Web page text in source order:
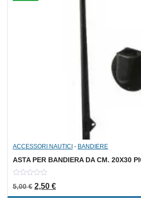
ACCESSORI NAUTICI - BANDIERE
ASTA PER BANDIERA DA CM. 20X30
out
5,00€ Il prezzo originale era: 5,00 €.
2,50 €Il prezzo attuale è: 2,50